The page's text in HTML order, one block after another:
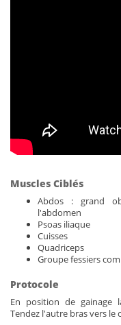
Muscles Ciblés
Abdos : grand
l'abdomen
Psoas iliaque
Cuisses
Quadriceps
Groupe fessiers
Protocole
En position de gainage
Tendez l'autre bras vers le